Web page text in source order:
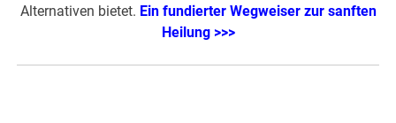
Alternativen bietet. Ein fundierter Wegweiser zur sanften
Heilung >>>